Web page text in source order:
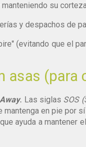
su
y despachos de
(evitando que el
asas (para
. Las siglas SOS
en pie por
ayuda a mantener